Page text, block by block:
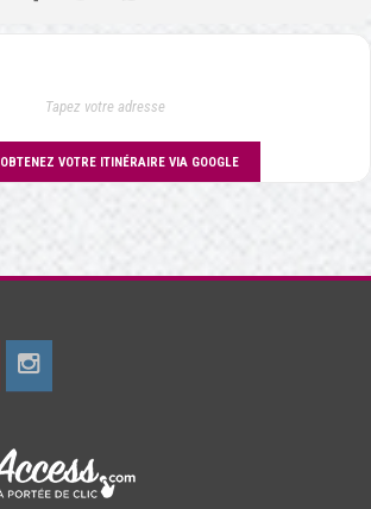
OBTENEZ VOTRE ITINÉRAIRE VIA GOOGLE